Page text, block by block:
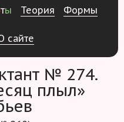
ты Теория Формы
сайте
плыл»